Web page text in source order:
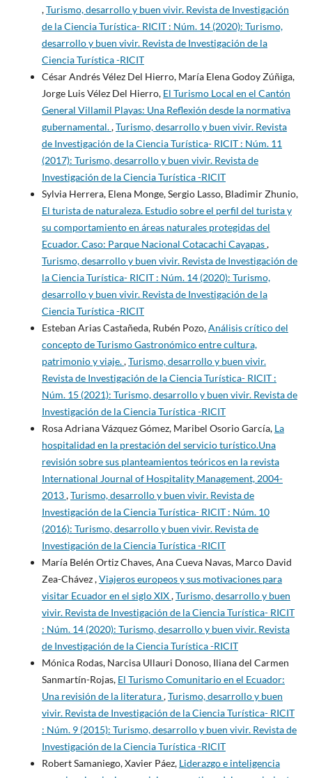
,Turismo, desarrollo y buen vivir. Revista de Investigación
de la Ciencia Turística- RICIT : Núm. 14 (2020): Turismo,
desarrollo y buen vivir. Revista de Investigación de la
Ciencia Turística -RICIT
César Andrés Vélez Del Hierro, María Elena Godoy Zúñiga,
Jorge Luis Vélez Del Hierro, El Turismo Local en el Cantón
General Villamil Playas: Una Reflexión desde la normativa
gubernamental.,Turismo, desarrollo y buen vivir. Revista
de Investigación de la Ciencia Turística- RICIT : Núm. 11
(2017): Turismo, desarrollo y buen vivir. Revista de
Investigación de la Ciencia Turística -RICIT
Sylvia Herrera, Elena Monge, Sergio Lasso, Bladimir Zhunio,
El turista de naturaleza. Estudio sobre el perfil del turista y
su comportamiento en áreas naturales protegidas del
Ecuador. Caso: Parque Nacional Cotacachi Cayapas,
Turismo, desarrollo y buen vivir. Revista de Investigación de
la Ciencia Turística- RICIT : Núm. 14 (2020): Turismo,
desarrollo y buen vivir. Revista de Investigación de la
Ciencia Turística -RICIT
Esteban Arias Castañeda, Rubén Pozo,Análisis crítico del
concepto de Turismo Gastronómico entre cultura,
patrimonio y viaje.,Turismo, desarrollo y buen vivir.
Revista de Investigación de la Ciencia Turística- RICIT :
Núm. 15 (2021): Turismo, desarrollo y buen vivir. Revista de
Investigación de la Ciencia Turística -RICIT
Rosa Adriana Vázquez Gómez, Maribel Osorio García, La
hospitalidad en la prestación del servicio turístico.Una
revisión sobre sus planteamientos teóricos en la revista
International Journal of Hospitality Management, 2004-
2013,Turismo, desarrollo y buen vivir. Revista de
Investigación de la Ciencia Turística- RICIT : Núm. 10
(2016): Turismo, desarrollo y buen vivir. Revista de
Investigación de la Ciencia Turística -RICIT
María Belén Ortiz Chaves, Ana Cueva Navas, Marco David
Zea-Chávez ,Viajeros europeos y sus motivaciones para
visitar Ecuador en el siglo XIX,Turismo, desarrollo y buen
vivir. Revista de Investigación de la Ciencia Turística- RICIT
: Núm. 14 (2020): Turismo, desarrollo y buen vivir. Revista
de Investigación de la Ciencia Turística -RICIT
Mónica Rodas, Narcisa Ullauri Donoso, Iliana del Carmen
Sanmartín-Rojas, El Turismo Comunitario en el Ecuador:
Una revisión de la literatura,Turismo, desarrollo y buen
vivir. Revista de Investigación de la Ciencia Turística- RICIT
: Núm. 9 (2015): Turismo, desarrollo y buen vivir. Revista de
Investigación de la Ciencia Turística -RICIT
Robert Samaniego, Xavier Páez, Liderazgo e inteligencia